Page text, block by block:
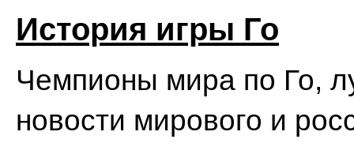
История игры Го
Чемпионы мира по Го,
новости мирового и